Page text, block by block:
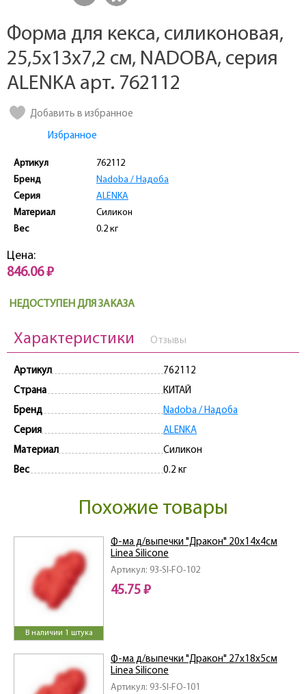
Форма для кекса, силиконовая,
25,5x13x7,2 см, NADOBA, серия
ALENKA арт. 762112
Добавить в избранное
Избранное
Артикул
762112
Бренд
Nadoba / Надоба
Серия
ALENKA
Материал
Силикон
Вес
0.2 кг
Цена:
846.06 ₽
НЕДОСТУПЕН ДЛЯ ЗАКАЗА
Характеристики Отзывы
Артикул
762112
Страна
КИТАЙ
Бренд
Nadoba / Надоба
Серия
ALENKA
Материал
Силикон
Вес
0.2 кг
Похожие товары
В наличии 1 штука
Артикул: 93-SI-FO-102
Ф-ма д/выпечки "Дракон" 20х14х4см
Linea Silicone
45.75 ₽
Артикул: 93-SI-FO-101
Ф-ма д/выпечки "Дракон" 27х18х5см
Linea Silicone